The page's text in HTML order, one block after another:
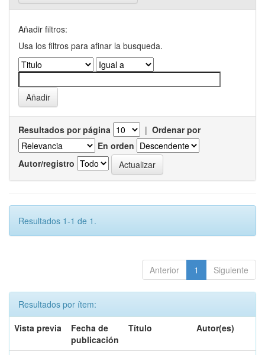
Añadir filtros:
Usa los filtros para afinar la busqueda.
Resultados por página | Ordenar por
En orden
Autor/registro
Resultados 1-1 de 1.
Anterior 1 Siguiente
Resultados por ítem:
Vista previa
Fecha de
publicación
Título Autor(es)